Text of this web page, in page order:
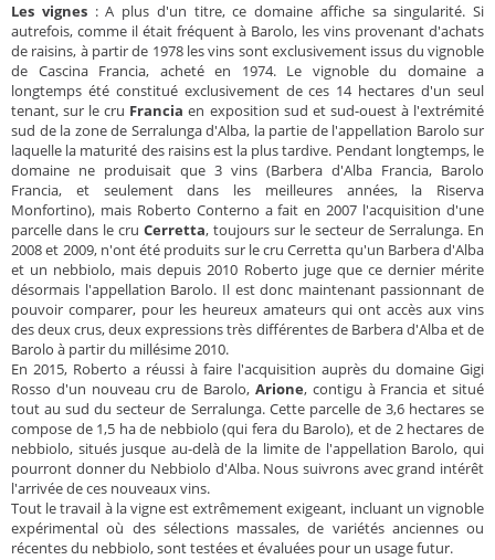
Les vignes: A plus d'un titre, ce domaine affiche sa singularité. Si
autrefois, comme il était fréquent à Barolo, les vins provenant d'achats
de raisins, à partir de 1978 les vins sont exclusivement issus du vignoble
de Cascina Francia, acheté en 1974. Le vignoble du domaine a
longtemps été constitué exclusivement de ces 14 hectares d'un seul
tenant, sur le cru Francia en exposition sud et sud-ouest à l'extrémité
sud de la zone de Serralunga d'Alba, la partie de l'appellation Barolo sur
laquelle la maturité des raisins est la plus tardive. Pendant longtemps, le
domaine ne produisait que 3 vins (Barbera d'Alba Francia, Barolo
Francia, et seulement dans les meilleures années, la Riserva
Monfortino), mais Roberto Conterno a fait en 2007 l'acquisition d'une
parcelle dans le cru Cerretta, toujours sur le secteur de Serralunga. En
2008 et 2009, n'ont été produits sur le cru Cerretta qu'un Barbera d'Alba
et un nebbiolo, mais depuis 2010 Roberto juge que ce dernier mérite
désormais l'appellation Barolo. Il est donc maintenant passionnant de
pouvoir comparer, pour les heureux amateurs qui ont accès aux vins
des deux crus, deux expressions très différentes de Barbera d'Alba et de
Barolo à partir du millésime 2010.
En 2015, Roberto a réussi à faire l'acquisition auprès du domaine Gigi
Rosso d'un nouveau cru de Barolo, Arione, contigu à Francia et situé
tout au sud du secteur de Serralunga. Cette parcelle de 3,6 hectares se
compose de 1,5 ha de nebbiolo (qui fera du Barolo), et de 2 hectares de
nebbiolo, situés jusque au-delà de la limite de l'appellation Barolo, qui
pourront donner du Nebbiolo d'Alba. Nous suivrons avec grand intérêt
l'arrivée de ces nouveaux vins.
Tout le travail à la vigne est extrêmement exigeant, incluant un vignoble
expérimental où des sélections massales, de variétés anciennes ou
récentes du nebbiolo, sont testées et évaluées pour un usage futur.